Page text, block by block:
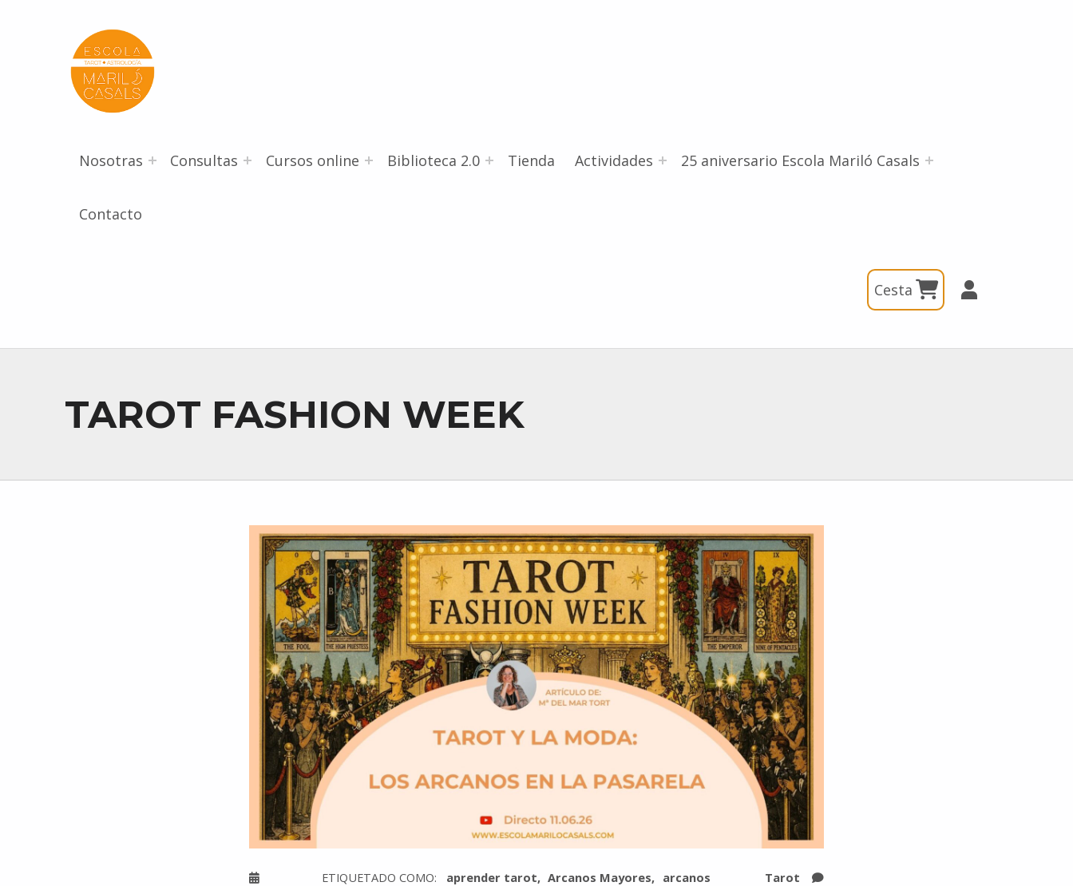
Nosotras Consultas Cursos online Biblioteca 2.0 Tienda Actividades 25 aniversario Escola Mariló Casals
Contacto
Cesta
TAROT FASHION WEEK
Tarot
ETIQUETADO COMO: aprender tarot Arcanos Mayores
arcanos